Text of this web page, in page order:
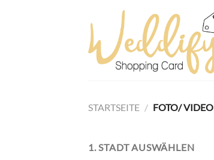
STARTSEITE / FOTO/ VIDEO
1. STADT AUSWÄHLEN